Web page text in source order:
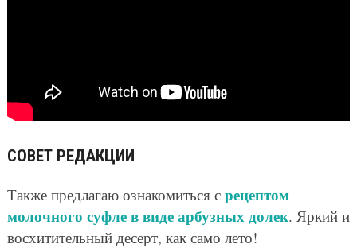
СОВЕТ РЕДАКЦИИ
Также предлагаю ознакомиться с рецептом
молочного суфле в виде арбузных долек. Яркий и
восхитительный десерт, как само лето!